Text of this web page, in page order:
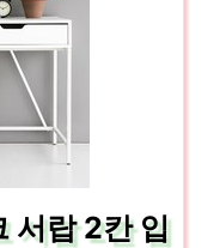
서랍 2칸 입